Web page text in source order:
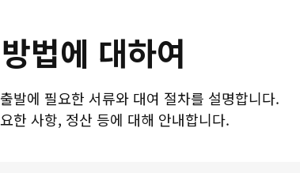
법에 대하여
발에 필요한 서류와 대여 절차를 설명합니다.
한 사항, 정산 등에 대해 안내합니다.